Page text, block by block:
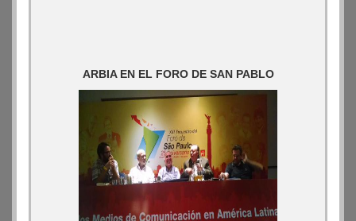
ARBIA EN EL FORO DE SAN PABLO